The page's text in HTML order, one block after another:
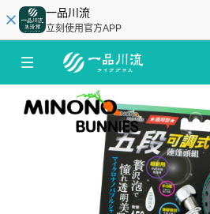
一品川流
立刻使用官方APP